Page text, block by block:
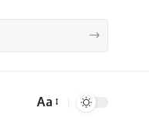
Font
Aa